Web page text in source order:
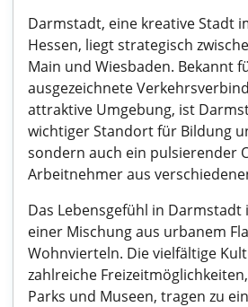
Darmstadt, eine kreative Stadt
Hessen, liegt strategisch
Main und Wiesbaden. Bekannt
ausgezeichnete
attraktive Umgebung, ist
wichtiger Standort für Bildung
sondern auch ein pulsierender
Arbeitnehmer aus
Das Lebensgefühl in Darmstadt
einer Mischung aus urbanem
Wohnvierteln. Die vielfältige
zahlreiche
Parks und Museen, tragen zu